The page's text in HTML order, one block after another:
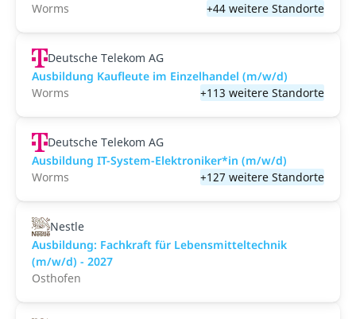
Worms
+44 weitere Standorte
Deutsche Telekom AG
Ausbildung Kaufleute im Einzelhandel (m/w/d)
Worms
+113 weitere Standorte
Deutsche Telekom AG
Ausbildung IT-System-Elektroniker*in (m/w/d)
Worms
+127 weitere Standorte
Nestle
Ausbildung: Fachkraft für Lebensmitteltechnik
(m/w/d) - 2027
Osthofen